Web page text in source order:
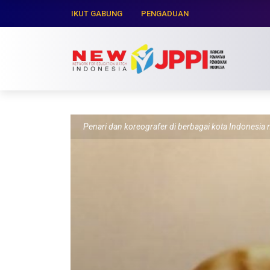
IKUT GABUNG PENGADUAN
Penari dan koreografer di berbagai kota Indonesia